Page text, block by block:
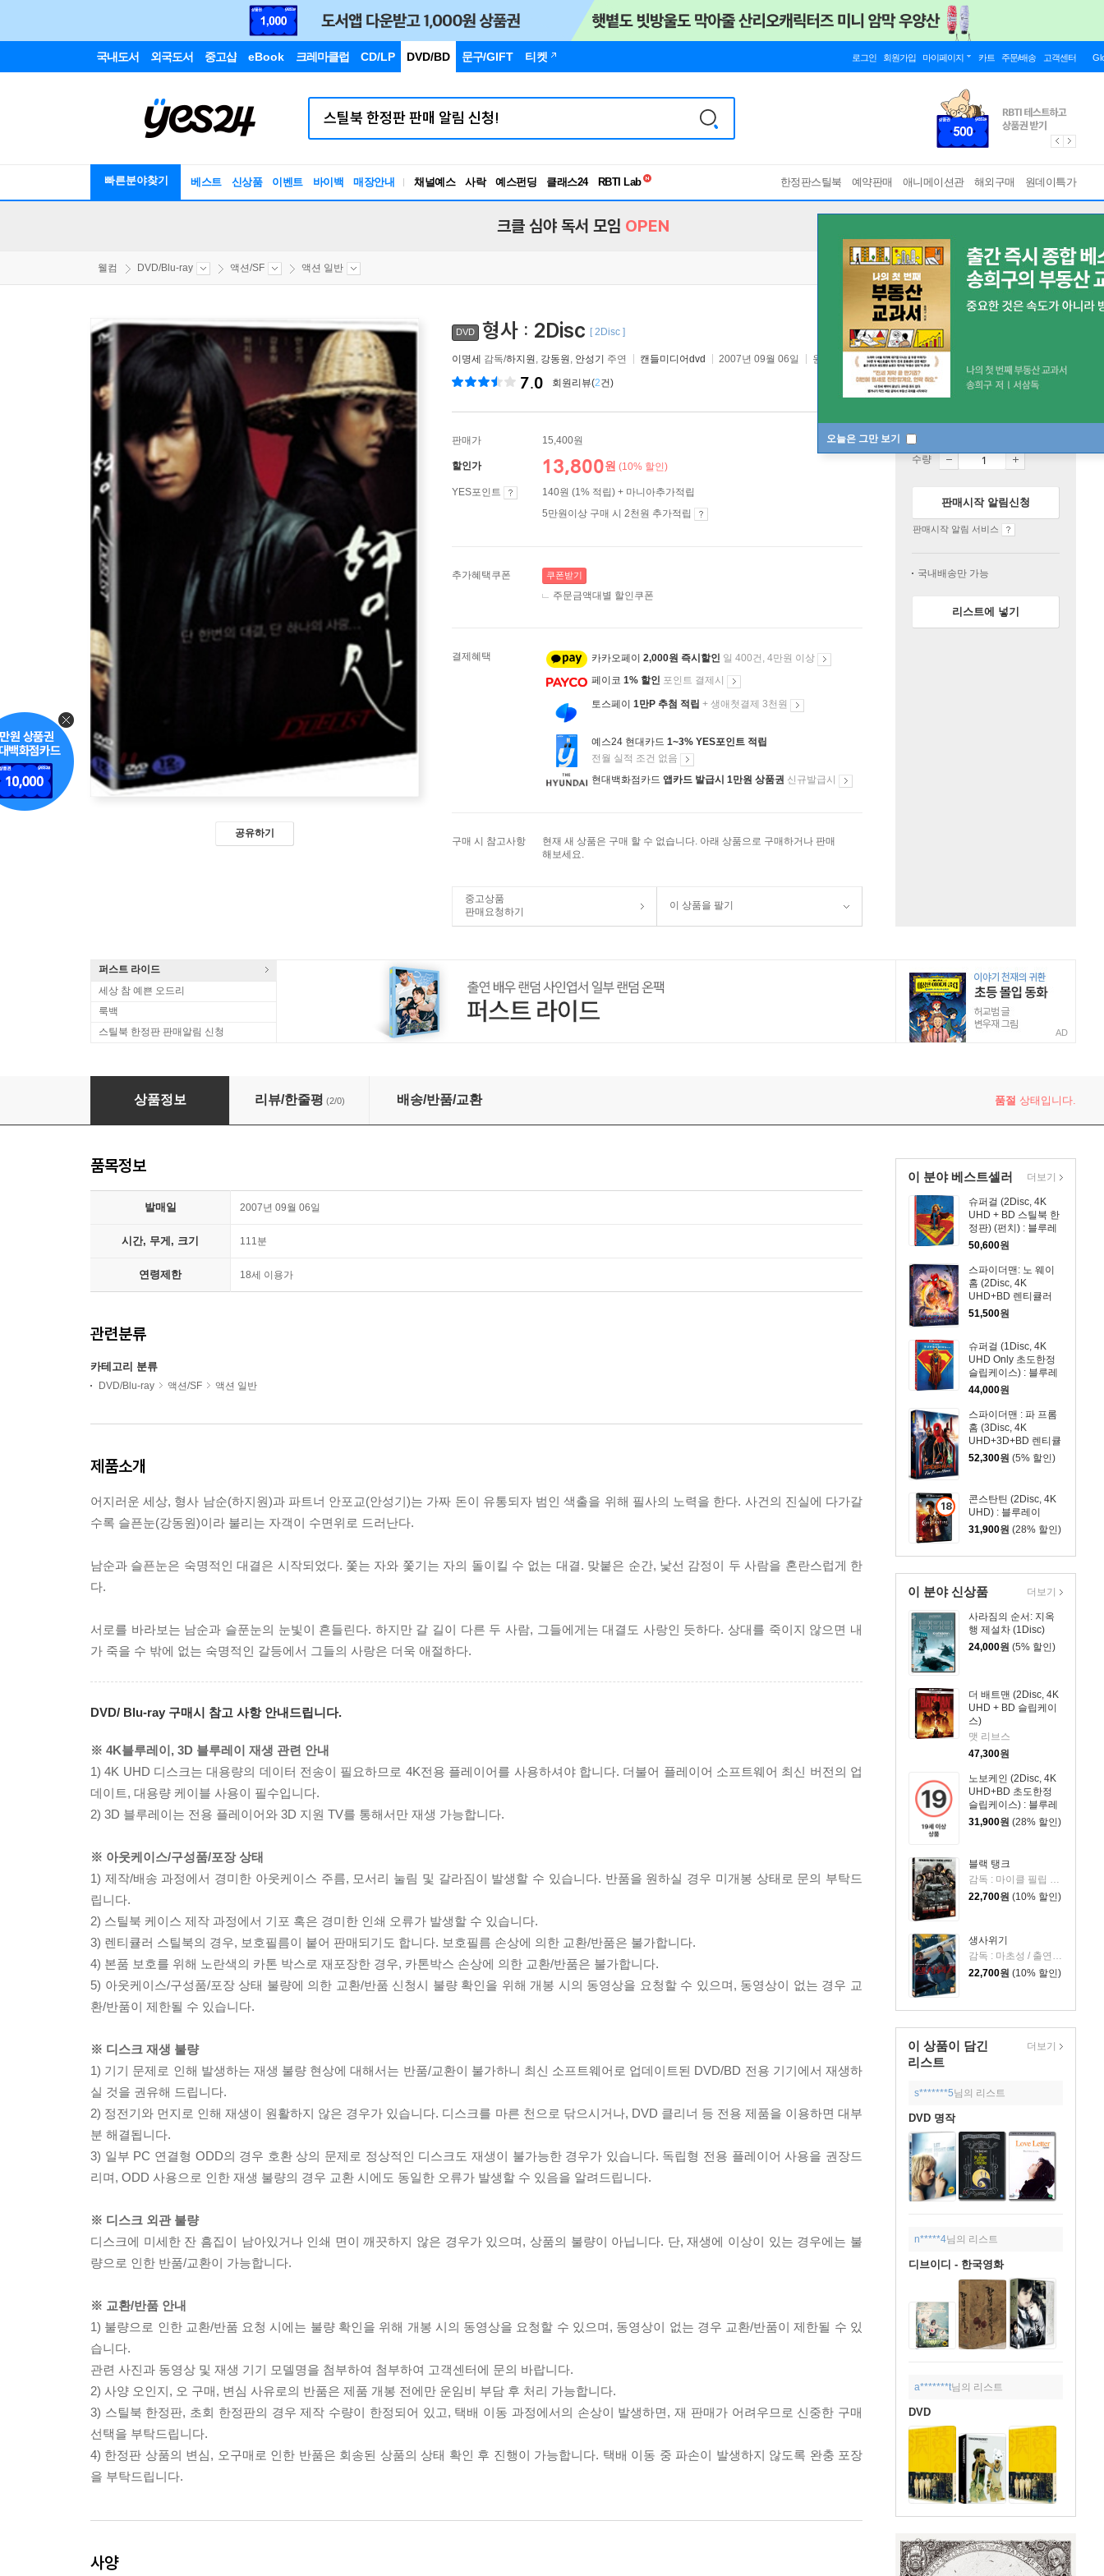
국내도서 외국도서 중고샵 eBook 크레마클럽 CD/LP DVD/BD 문구/GIFT 티켓 로그인 회원가입 마이페이지 카트 주문/배송 고객센터
빠른분야찾기 베스트 신상품 이벤트 바이백 매장안내 채널예스 사락 예스펀딩 클래스24
독서유형검사
한정판스틸북 예약판매 애니메이션관 해외구매 원데이특가
오늘은 그만 보기
크클 심야 독서 모임 OPEN
웰컴 DVD/Blu-ray 액션/SF 액션 일반
공유하기
DVD 형사 : 2Disc [ 2Disc ]
이명세 감독/하지원 , 강동원 , 안성기 주연 캔들미디어dvd 2007년 09월 06일 원서 : Duelist
7.0 회원리뷰(2건)
판매가 15,400원
할인가 13,800원 (10% 할인)
YES포인트
140원 (1% 적립) + 마니아추가적립
5만원이상 구매 시 2천원 추가적립
추가혜택쿠폰 쿠폰받기
주문금액대별 할인쿠폰
결제혜택 카카오페이 2,000원 즉시할인 일 400건, 4만원 이상
페이코 1% 할인 포인트 결제시
토스페이 1만P 추첨 적립 + 생애첫결제 3천원
예스24 현대카드 1~3% YES포인트 적립
전월 실적 조건 없음
현대백화점카드 앱카드 발급시 1만원 상품권 신규발급시
구매 시 참고사항
현재 새 상품은 구매 할 수 없습니다. 아래 상품으로 구매하거나 판매
해보세요.
중고상품
판매요청하기
이 상품을 팔기
품절
수량
판매시작 알림신청
판매시작 알림 서비스
국내배송만 가능
리스트에 넣기
퍼스트 라이드
세상 참 예쁜 오드리
룩백
스틸북 한정판 판매알림 신청
AD
형사 : 2Disc
상품정보 리뷰/한줄평 (2/0) 배송/반품/교환 품절 상태입니다.
이 분야 베스트셀러
슈퍼걸 (2Disc, 4K
UHD + BD 스틸북 한
정판) (펀치) : 블루레
이
50,600원
스파이더맨: 노 웨이
홈 (2Disc, 4K
UHD+BD 렌티큘러
풀슬립 B1 스틸북 넘
51,500원
슈퍼걸 (1Disc, 4K
UHD Only 초도한정
슬립케이스) : 블루레
이
44,000원
스파이더맨 : 파 프롬
홈 (3Disc, 4K
UHD+3D+BD 렌티큘
러 풀슬립 B1 스틸북
52,300원 (5% 할인)
18
세
이
상
상
품
콘스탄틴 (2Disc, 4K
UHD) : 블루레이
31,900원 (28% 할인)
더보기
이 분야 신상품
사라짐의 순서: 지옥
행 제설차 (1Disc)
24,000원 (5% 할인)
더 배트맨 (2Disc, 4K
UHD + BD 슬립케이
스)
맷 리브스
47,300원
노보케인 (2Disc, 4K
UHD+BD 초도한정
슬립케이스) : 블루레
이
31,900원 (28% 할인)
블랙 탱크
감독 : 마이클 필립 에드워즈 / 출연 : 앤드류 C. 잉글리시 주니어, 저스틴 A 스미스, 데이비드 초카치, 프랜시스 페이
22,700원 (10% 할인)
생사위기
감독 : 마초성 / 출연 : 조문탁, 조자기
22,700원 (10% 할인)
더보기
이 상품이 담긴
리스트
더보기
s*******5님의 리스트
DVD 명작
n*****4님의 리스트
디브이디 - 한국영화
a*******t님의 리스트
DVD
품목정보
발매일 2007년 09월 06일
시간, 무게, 크기 111분
연령제한 18세 이용가
관련분류
카테고리 분류
DVD/Blu-ray 액션/SF 액션 일반
제품소개
어지러운 세상, 형사 남순(하지원)과 파트너 안포교(안성기)는 가짜 돈이 유통되자 범인 색출을 위해 필사의 노력을 한다. 사건의 진실에 다가갈
수록 슬픈눈(강동원)이라 불리는 자객이 수면위로 드러난다.
남순과 슬픈눈은 숙명적인 대결은 시작되었다. 쫓는 자와 쫓기는 자의 돌이킬 수 없는 대결. 맞붙은 순간, 낯선 감정이 두 사람을 혼란스럽게 한
다.
서로를 바라보는 남순과 슬푼눈의 눈빛이 흔들린다. 하지만 갈 길이 다른 두 사람, 그들에게는 대결도 사랑인 듯하다. 상대를 죽이지 않으면 내
가 죽을 수 밖에 없는 숙명적인 갈등에서 그들의 사랑은 더욱 애절하다.
DVD/ Blu-ray 구매시 참고 사항 안내드립니다.
※ 4K블루레이, 3D 블루레이 재생 관련 안내
1) 4K UHD 디스크는 대용량의 데이터 전송이 필요하므로 4K전용 플레이어를 사용하셔야 합니다. 더불어 플레이어 소프트웨어 최신 버전의 업
데이트, 대용량 케이블 사용이 필수입니다.
2) 3D 블루레이는 전용 플레이어와 3D 지원 TV를 통해서만 재생 가능합니다.
※ 아웃케이스/구성품/포장 상태
1) 제작/배송 과정에서 경미한 아웃케이스 주름, 모서리 눌림 및 갈라짐이 발생할 수 있습니다. 반품을 원하실 경우 미개봉 상태로 문의 부탁드
립니다.
2) 스틸북 케이스 제작 과정에서 기포 혹은 경미한 인쇄 오류가 발생할 수 있습니다.
3) 렌티큘러 스틸북의 경우, 보호필름이 붙어 판매되기도 합니다. 보호필름 손상에 의한 교환/반품은 불가합니다.
4) 본품 보호를 위해 노란색의 카톤 박스로 재포장한 경우, 카톤박스 손상에 의한 교환/반품은 불가합니다.
5) 아웃케이스/구성품/포장 상태 불량에 의한 교환/반품 신청시 불량 확인을 위해 개봉 시의 동영상을 요청할 수 있으며, 동영상이 없는 경우 교
환/반품이 제한될 수 있습니다.
※ 디스크 재생 불량
1) 기기 문제로 인해 발생하는 재생 불량 현상에 대해서는 반품/교환이 불가하니 최신 소프트웨어로 업데이트된 DVD/BD 전용 기기에서 재생하
실 것을 권유해 드립니다.
2) 정전기와 먼지로 인해 재생이 원활하지 않은 경우가 있습니다. 디스크를 마른 천으로 닦으시거나, DVD 클리너 등 전용 제품을 이용하면 대부
분 해결됩니다.
3) 일부 PC 연결형 ODD의 경우 호환 상의 문제로 정상적인 디스크도 재생이 불가능한 경우가 있습니다. 독립형 전용 플레이어 사용을 권장드
리며, ODD 사용으로 인한 재생 불량의 경우 교환 시에도 동일한 오류가 발생할 수 있음을 알려드립니다.
※ 디스크 외관 불량
디스크에 미세한 잔 흠집이 남아있거나 인쇄 면이 깨끗하지 않은 경우가 있으며, 상품의 불량이 아닙니다. 단, 재생에 이상이 있는 경우에는 불
량으로 인한 반품/교환이 가능합니다.
※ 교환/반품 안내
1) 불량으로 인한 교환/반품 요청 시에는 불량 확인을 위해 개봉 시의 동영상을 요청할 수 있으며, 동영상이 없는 경우 교환/반품이 제한될 수 있
습니다.
관련 사진과 동영상 및 재생 기기 모델명을 첨부하여 첨부하여 고객센터에 문의 바랍니다.
2) 사양 오인지, 오 구매, 변심 사유로의 반품은 제품 개봉 전에만 운임비 부담 후 처리 가능합니다.
3) 스틸북 한정판, 초회 한정판의 경우 제작 수량이 한정되어 있고, 택배 이동 과정에서의 손상이 발생하면, 재 판매가 어려우므로 신중한 구매
선택을 부탁드립니다.
4) 한정판 상품의 변심, 오구매로 인한 반품은 회송된 상품의 상태 확인 후 진행이 가능합니다. 택배 이동 중 파손이 발생하지 않도록 완충 포장
을 부탁드립니다.
사양